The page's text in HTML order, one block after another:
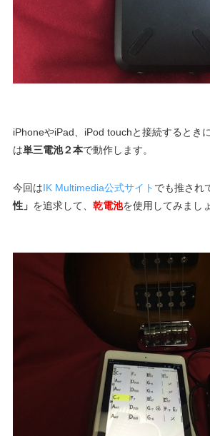
iPhoneやiPad、iPod touchと接続するとき
は単三電池２本で動作します。
今回はIK Multimedia公式サイト でも推され
性」 を追求して、 乾電池を使用してみまし